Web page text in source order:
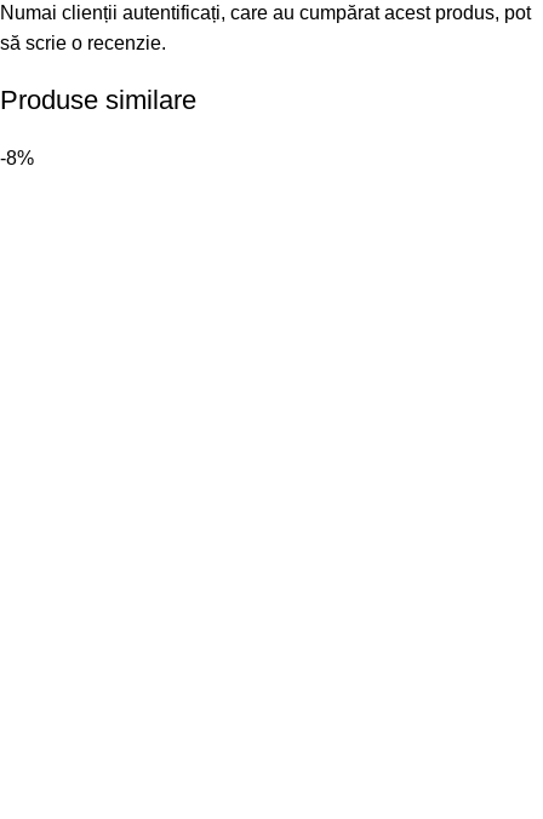
Numai clienții autentificați, care au cumpărat acest produs, pot
să scrie o recenzie.
Produse similare
-8%